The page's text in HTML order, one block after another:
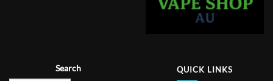
Search QUICK LINKS